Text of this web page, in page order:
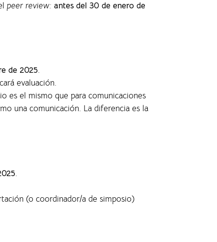
peer review: antes del 30 de enero de
de 2025.
evaluación.
es el mismo que para comunicaciones
una comunicación. La diferencia es la
.
(o coordinador/a de simposio)